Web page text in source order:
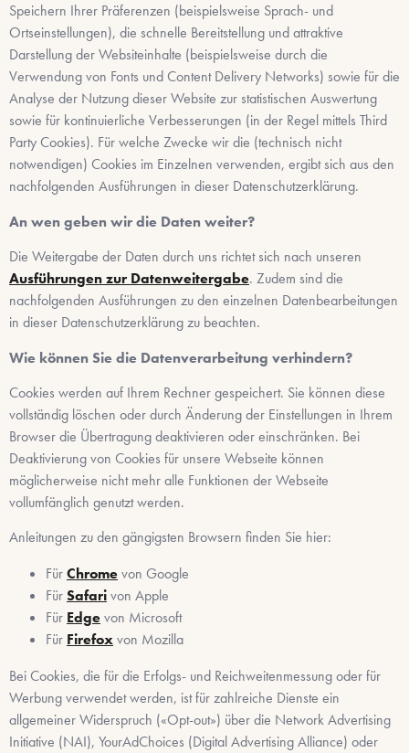
Speichern Ihrer Präferenzen (beispielsweise Sprach- und
Ortseinstellungen), die schnelle Bereitstellung und attraktive
Darstellung der Websiteinhalte (beispielsweise durch die
Verwendung von Fonts und Content Delivery Networks) sowie für die
Analyse der Nutzung dieser Website zur statistischen Auswertung
sowie für kontinuierliche Verbesserungen (in der Regel mittels Third
Party Cookies). Für welche Zwecke wir die (technisch nicht
notwendigen) Cookies im Einzelnen verwenden, ergibt sich aus den
nachfolgenden Ausführungen in dieser Datenschutzerklärung.
An wen geben wir die Daten weiter?
Die Weitergabe der Daten durch uns richtet sich nach unseren
Ausführungen zur Datenweitergabe. Zudem sind die
nachfolgenden Ausführungen zu den einzelnen Datenbearbeitungen
in dieser Datenschutzerklärung zu beachten.
Wie können Sie die Datenverarbeitung verhindern?
Cookies werden auf Ihrem Rechner gespeichert. Sie können diese
vollständig löschen oder durch Änderung der Einstellungen in Ihrem
Browser die Übertragung deaktivieren oder einschränken. Bei
Deaktivierung von Cookies für unsere Webseite können
möglicherweise nicht mehr alle Funktionen der Webseite
vollumfänglich genutzt werden.
Anleitungen zu den gängigsten Browsern finden Sie hier:
FürChromevon Google
FürSafarivon Apple
Für Edgevon Microsoft
Für Firefoxvon Mozilla
Bei Cookies, die für die Erfolgs- und Reichweitenmessung oder für
Werbung verwendet werden, ist für zahlreiche Dienste ein
allgemeiner Widerspruch («Opt-out») über die Network Advertising
Initiative (NAI), YourAdChoices (Digital Advertising Alliance) oder